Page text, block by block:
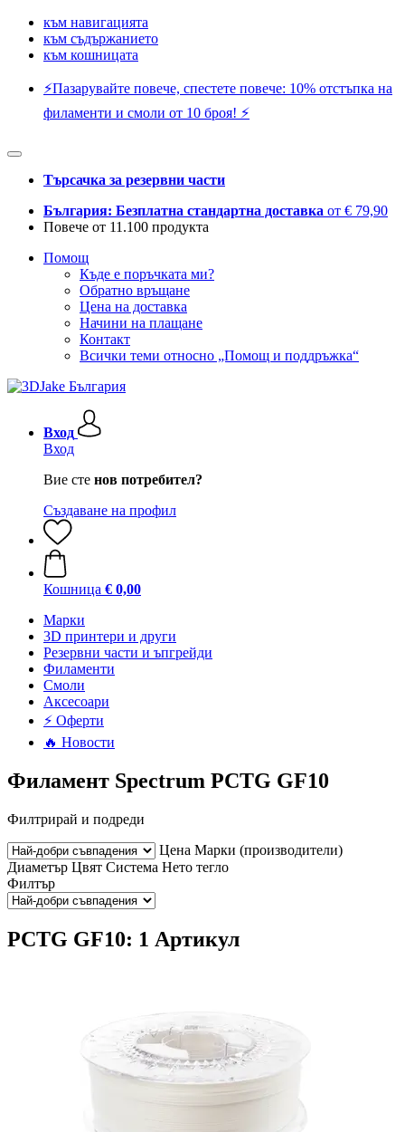
към навигацията
към съдържанието
към кошницата
⚡️Пазарувайте повече, спестете повече: 10% отстъпка на
филаменти и смоли от 10 броя! ⚡️
Търсачка за резервни части
България: Безплатна стандартна доставка от € 79,90
Повече от 11.100 продукта
Помощ
Къде е поръчката ми?
Обратно връщане
Цена на доставка
Начини на плащане
Контакт
Всички теми относно „Помощ и поддръжка“
Вход
Вход
Вие сте нов потребител?
Създаване на профил
Кошница € 0,00
Mарки
3D принтери и други
Резервни части и ъпгрейди
Филаменти
Смоли
Аксесоари
⚡ Оферти
🔥 Новости
Филамент Spectrum PCTG GF10
Филтрирай и подреди
Цена Марки (производители)
Диаметър Цвят Система Нето тегло
Филтър
PCTG GF10: 1 Артикул